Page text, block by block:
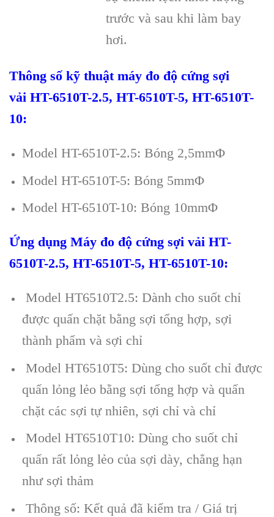
trước và sau khi làm bay
hơi.
Thông số kỹ thuậtmáy đo độ cứng sợi
vải HT-6510T-2.5, HT-6510T-5, HT-6510T-
10:
Model HT-6510T-2.5: Bóng 2,5mmΦ
Model HT-6510T-5: Bóng 5mmΦ
Model HT-6510T-10: Bóng 10mmΦ
Ứng dụng Máy đo độ cứng sợi vải HT-
6510T-2.5, HT-6510T-5, HT-6510T-10:
Model HT6510T2.5: Dành cho suốt chỉ
được quấn chặt bằng sợi tổng hợp, sợi
thành phẩm và sợi chỉ
Model HT6510T5: Dùng cho suốt chỉ được
quấn lỏng lẻo bằng sợi tổng hợp và quấn
chặt các sợi tự nhiên, sợi chỉ và chỉ
Model HT6510T10: Dùng cho suốt chỉ
quấn rất lỏng lẻo của sợi dày, chẳng hạn
như sợi thảm
Thông số: Kết quả đã kiểm tra / Giá trị